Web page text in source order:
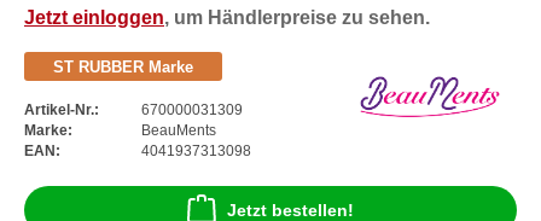
Jetzt einloggen, um Händlerpreise zu sehen.
ST RUBBER Marke
Artikel-Nr.:
670000031309
Marke:
BeauMents
EAN:
4041937313098
Jetzt bestellen!